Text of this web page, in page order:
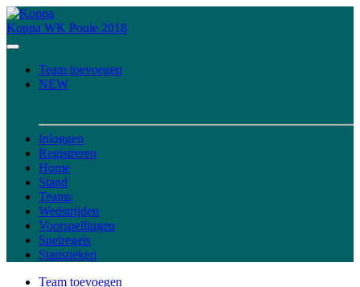
Koppa WK Poule 2018
Team toevoegen
NEW
Inloggen
Registreren
Home
Stand
Teams
Wedstrijden
Voorspellingen
Spelregels
Statistieken
Team toevoegen